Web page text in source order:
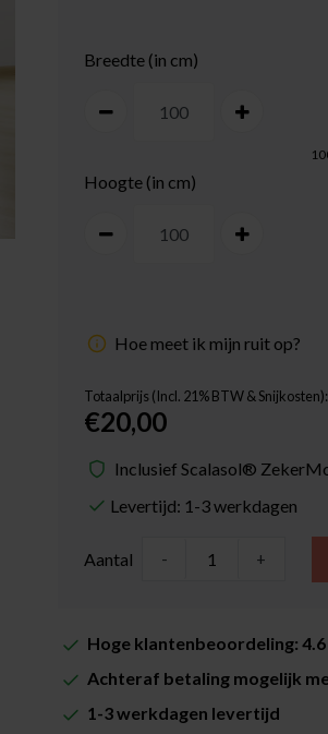
Breedte (in cm)
Hoogte (in cm)
Hoe meet ik mijn ruit op?
Totaalprijs (Incl. 21% BTW & Snijkosten):
€20,00
Inclusief Scalasol®
Levertijd: 1-3 werkdagen
Aantal - +
Hoge klantenbeoordeling: 4.6
Achteraf betaling mogelijk
1-3 werkdagen levertijd